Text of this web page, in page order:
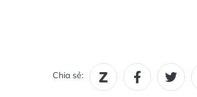
Chia sẻ: